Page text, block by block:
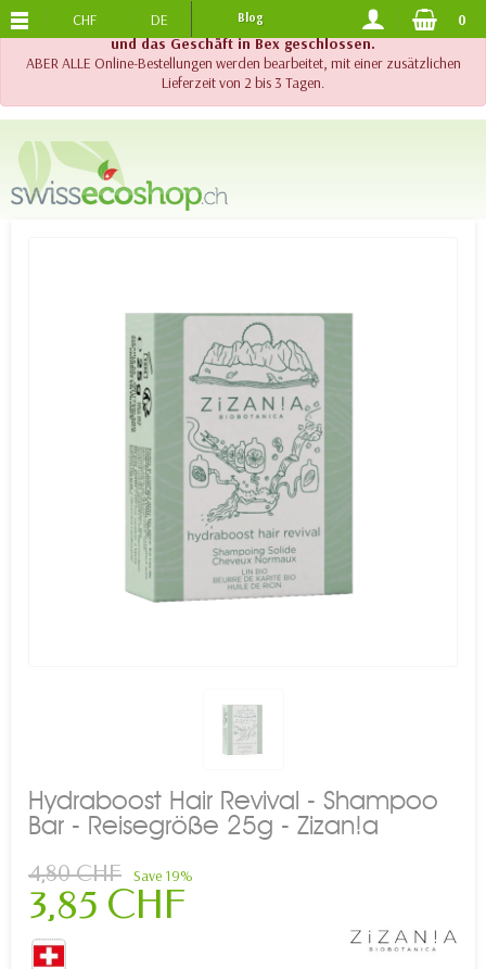
!! Wichtig !! Bis am 20. August 2026 sind der Telefonsupport
und das Geschäft in Bex geschlossen.
ABER ALLE Online-Bestellungen werden bearbeitet, mit einer zusätzlichen
Lieferzeit von 2 bis 3 Tagen.
KOSTENLOSER VERSAND AB 120.-
CHF DE Blog 0
Hydraboost Hair Revival - Shampoo
Bar - Reisegröße 25g - Zizan!a
4,80 CHF Save 19%
3,85 CHF